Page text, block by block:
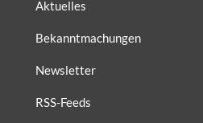
Aktuelles
Bekanntmachungen
Newsletter
RSS-Feeds